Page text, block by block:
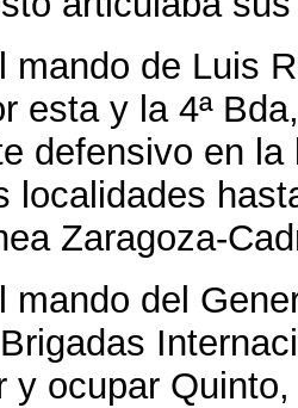
mando de Luis
esta y la 4ª
defensivo en
localidades
Zaragoza-
mando del
y ocupar